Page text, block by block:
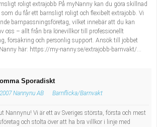
roligt extrajobb På myNanny kan du göra skillnad
du får ett barnsligt roligt och flexibelt extrajobb. Vi
barnpassningsföretag, vilket innebär att du kan
oss – allt från bra lönevillkor till professionellt
försäkring och personlig support. Ansök till jobbet
här: https://my-nanny.se/extrajobb-barnvakt/...
Sporadiskt
2007 Nannynu AB Barnflicka/Barnvakt
Nannynu! Vi är ett av Sveriges största, första och mest
och stolta över att ha bra villkor i linje med